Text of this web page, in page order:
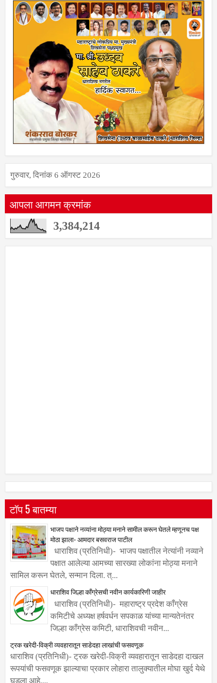
गुरुवार, दिनांक 6 ऑगस्ट 2026
आपला आगमन क्रमांक
3,384,214
टॉप 5 बातम्या
भाजप पक्षाने नव्यांना मोठ्या मनाने सामील करून घेतले म्हणूनच पक्ष
मोठा झाला- आमदार बसवराज पाटील
धाराशिव (प्रतिनिधी)- भाजप पक्षातील नेत्यांनी नव्याने
पक्षात आलेल्या आमच्या सारख्या लोकांना मोठ्या मनाने
सामिल करून घेतले, सन्मान दिला. त्...
धाराशिव जिल्हा काँग्रेसची नवीन कार्यकारिणी जाहीर
धाराशिव (प्रतिनिधी)- महाराष्ट्र प्रदेश काँग्रेस
कमिटीचे अध्यक्ष हर्षवर्धन सपकाळ यांच्या मान्यतेनंतर
जिल्हा काँग्रेस कमिटी, धाराशिवची नवीन...
ट्रक खरेदी-विक्री व्यवहारातून साडेदहा लाखांची फसवणूक
धाराशिव (प्रतिनिधी)- ट्रक खरेदी-विक्री व्यवहारातून साडेदहा दाखल
रूपयांची फसवणूक झाल्याचा प्रकार लोहारा तालुक्यातील मोघा खुर्द येथे
घडला आहे....